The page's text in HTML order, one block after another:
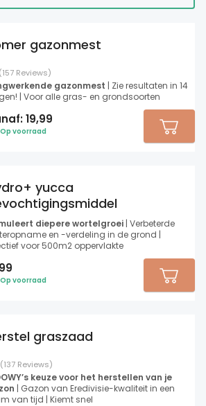
Reviews)
gazonmest
gazonmest | Zie resultaten in 14
| Voor alle gras- en grondsoorten
19,99
Op voorraad
yucca
diepere wortelgroei | Verbeterde
en -verdeling in de grond |
voor 500m2 oppervlakte
Op voorraad
Reviews)
graszaad
keuze voor het herstellen van je
| Gazon van Eredivisie-kwaliteit in een
van tijd | Kiemt snel